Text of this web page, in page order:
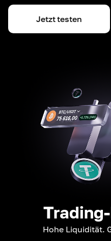
Jetzt testen
Hohe Liquidität.